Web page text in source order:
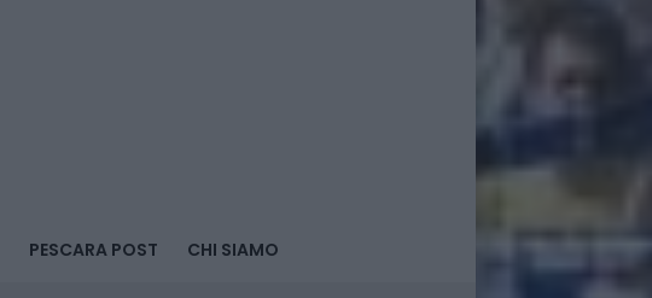
PESCARA POST CHI SIAMO